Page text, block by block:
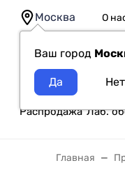
Москва
Ваш город
О
Распродажа Лаб.
Главная